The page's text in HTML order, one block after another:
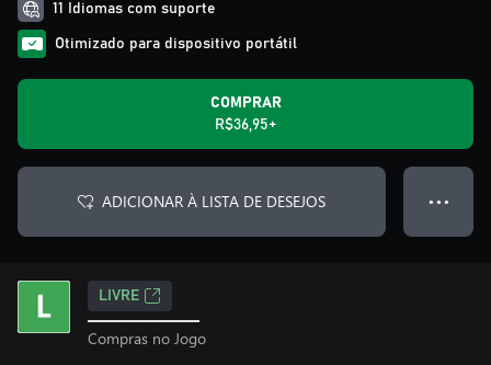
11 Idiomas com suporte
Otimizado para dispositivo portátil
COMPRAR
R$36,95+
ADICIONAR À LISTA DE DESEJOS ● ● ●
LIVRE
Compras no Jogo